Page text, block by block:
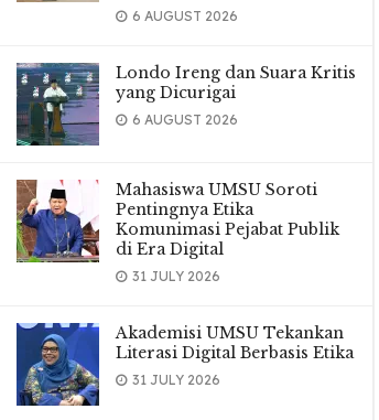
6 AUGUST 2026
Londo Ireng dan Suara Kritis
yang Dicurigai
6 AUGUST 2026
Mahasiswa UMSU Soroti
Pentingnya Etika
Komunimasi Pejabat Publik
di Era Digital
31 JULY 2026
Akademisi UMSU Tekankan
Literasi Digital Berbasis Etika
31 JULY 2026